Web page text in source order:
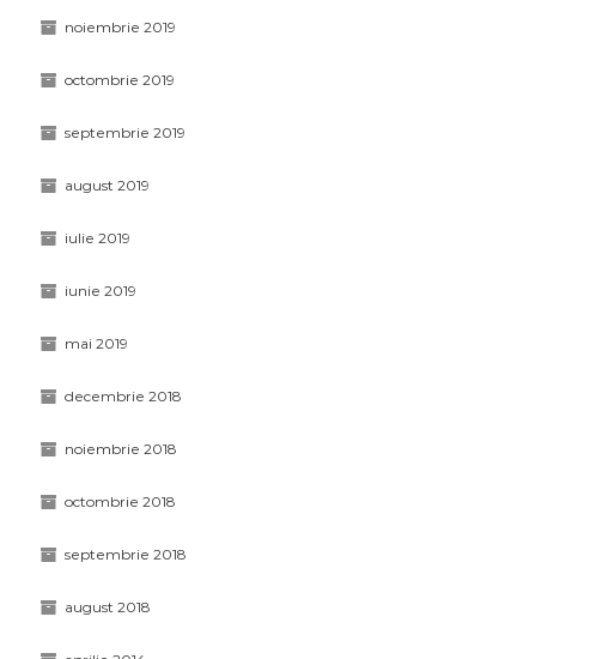
noiembrie 2019
octombrie 2019
septembrie 2019
august 2019
iulie 2019
iunie 2019
mai 2019
decembrie 2018
noiembrie 2018
octombrie 2018
septembrie 2018
august 2018